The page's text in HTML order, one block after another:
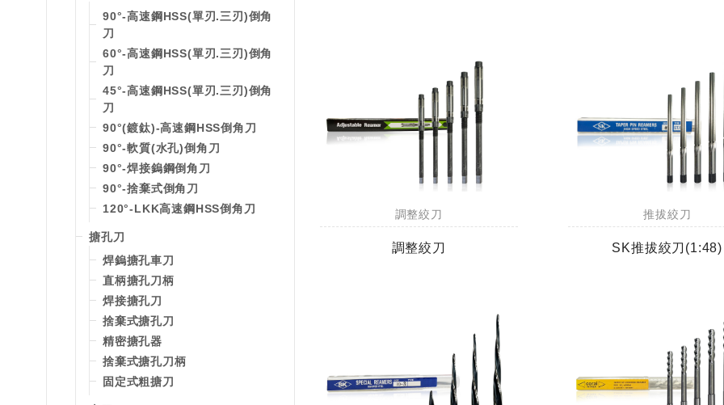
90°-高速鋼HSS(單刃.三刃)倒角
刀
60°-高速鋼HSS(單刃.三刃)倒角
刀
45°-高速鋼HSS(單刃.三刃)倒角
刀
90°(鍍鈦)-高速鋼HSS倒角刀
90°-軟質(水孔)倒角刀
90°-焊接鎢鋼倒角刀
90°-捨棄式倒角刀
120°-LKK高速鋼HSS倒角刀
搪孔刀
焊鎢搪孔車刀
直柄搪孔刀柄
焊接搪孔刀
捨棄式搪孔刀
精密搪孔器
捨棄式搪孔刀柄
固定式粗搪刀
調整絞刀
調整絞刀
推拔絞刀
SK推拔絞刀(1:48)